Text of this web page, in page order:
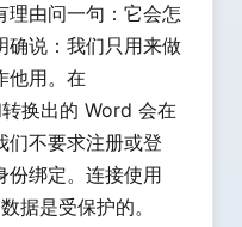
理由问一句：它会怎
确说：我们只用来做
他用。在
换出的 Word 会在
们不要求注册或登
份绑定。连接使用
据是受保护的。